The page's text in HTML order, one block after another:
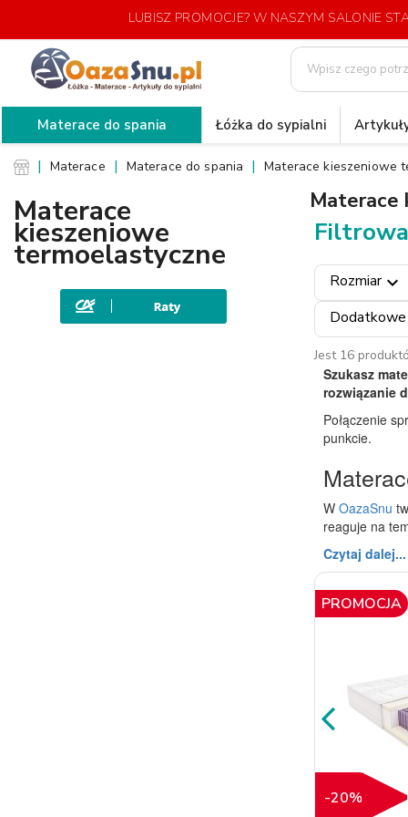
LUBISZ PROMOCJE? W NASZYM SALONIE
Materace do spania Łóżka do sypialni
Materace Materace do spania Materace kieszeniowe
Materace
kieszeniowe
termoelastyczne
Materace
Rozmiarexpand_more
Jest 16
Szukasz
rozwiązanie
Połączenie
punkcie.
W OazaSnu
reaguje na
Czytaj dalej...
PROMOCJA
-20%